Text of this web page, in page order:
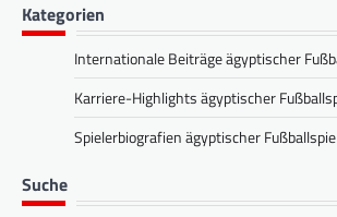
Kategorien
Internationale Beiträge ägyptischer
Karriere-Highlights ägyptischer
Spielerbiografien ägyptischer
Suche